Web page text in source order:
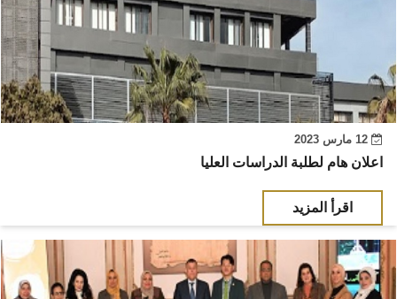
اعلان هام لطلبة الدراسات العليا
اقرأ المزيد